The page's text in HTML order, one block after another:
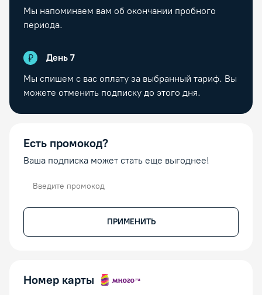
Мы напоминаем вам об окончании пробного
периода.
День 7
Мы спишем с вас оплату за выбранный тариф. Вы
можете отменить подписку до этого дня.
Есть промокод?
Ваша подписка может стать еще выгоднее!
ПРИМЕНИТЬ
Номер карты